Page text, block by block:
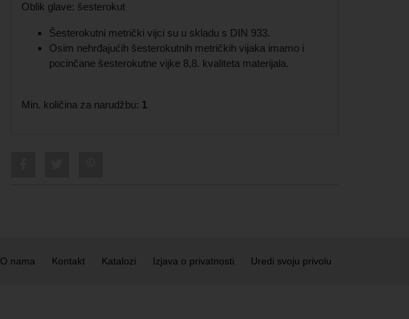
Oblik glave: šesterokut
Šesterokutni metrički vijci su u skladu s DIN 933.
Osim nehrđajućih šesterokutnih metričkih vijaka imamo i
pocinčane šesterokutne vijke 8,8. kvaliteta materijala.
Min. količina za narudžbu: 1
O nama Kontakt Katalozi Izjava o privatnosti Uredi svoju privolu